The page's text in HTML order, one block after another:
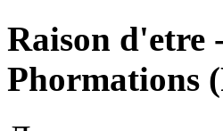
Raison d'etre
Phormations